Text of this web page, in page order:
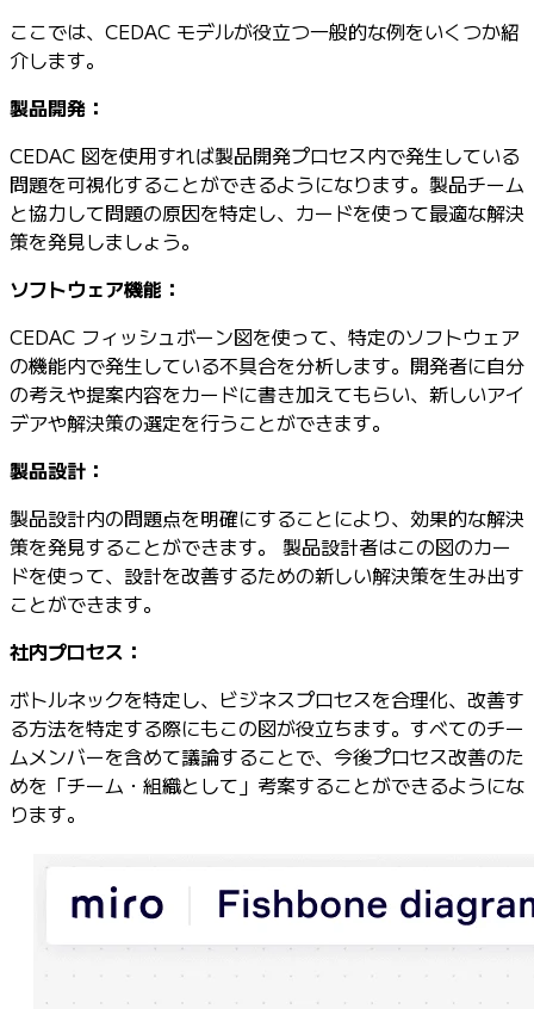
ここでは、CEDAC モデルが役立つ一般的な例をいくつか紹
介します。
製品開発：
CEDAC 図を使用すれば製品開発プロセス内で発生している
問題を可視化することができるようになります。製品チーム
と協力して問題の原因を特定し、カードを使って最適な解決
策を発見しましょう。
ソフトウェア機能：
CEDAC フィッシュボーン図を使って、特定のソフトウェア
の機能内で発生している不具合を分析します。開発者に自分
の考えや提案内容をカードに書き加えてもらい、新しいアイ
デアや解決策の選定を行うことができます。
製品設計：
製品設計内の問題点を明確にすることにより、効果的な解決
策を発見することができます。 製品設計者はこの図のカー
ドを使って、設計を改善するための新しい解決策を生み出す
ことができます。
社内プロセス：
ボトルネックを特定し、ビジネスプロセスを合理化、改善す
る方法を特定する際にもこの図が役立ちます。すべてのチー
ムメンバーを含めて議論することで、今後プロセス改善のた
めを「チーム・組織として」考案することができるようにな
ります。